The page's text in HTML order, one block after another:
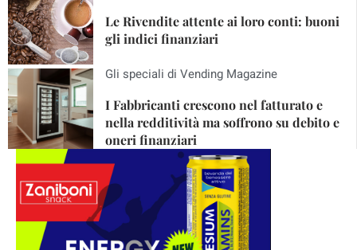
Le Rivendite attente ai loro conti: buoni
gli indici finanziari
Gli speciali di Vending Magazine
I Fabbricanti crescono nel fatturato e
nella redditività ma soffrono su debito e
oneri finanziari